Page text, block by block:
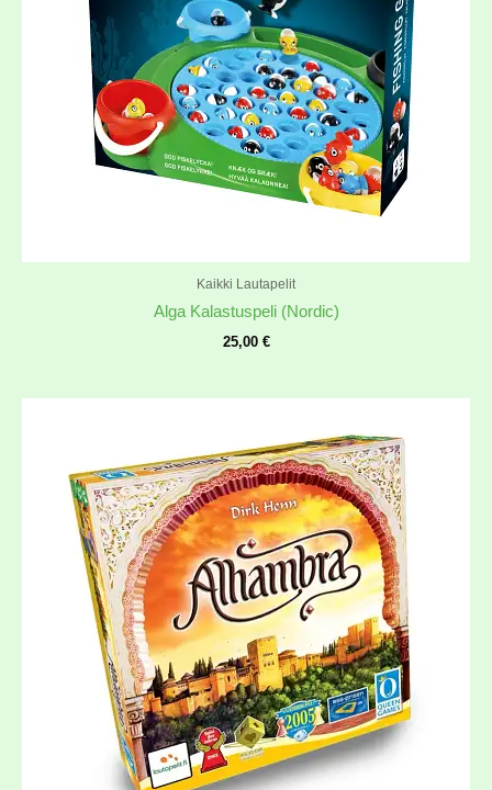
Kaikki Lautapelit
Alga Kalastuspeli (Nordic)
25,00 €